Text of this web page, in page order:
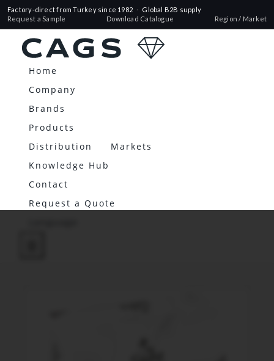
Factory-direct from Turkey since 1982 ·
Global B2B supply
Request a Sample
Download Catalogue Region / Market
Home
Company
Brands
Products
Distribution
Markets
Knowledge Hub
Contact
Request a Quote